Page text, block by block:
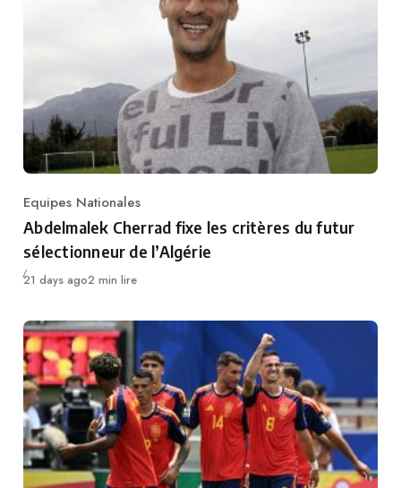
Category
Equipes Nationales
Abdelmalek Cherrad fixe les critères du futur
sélectionneur de l’Algérie
Publié
21 days ago2 min lire